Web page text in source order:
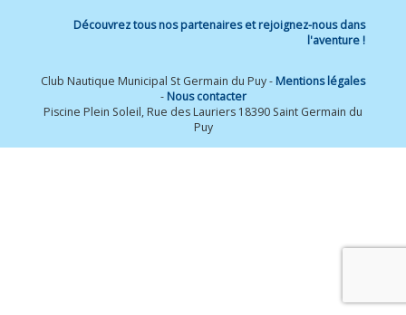
Découvrez tous nos partenaires et rejoignez-nous dans
l'aventure !
Club Nautique Municipal St Germain du Puy - Mentions légales
- Nous contacter
Piscine Plein Soleil, Rue des Lauriers 18390 Saint Germain du
Puy